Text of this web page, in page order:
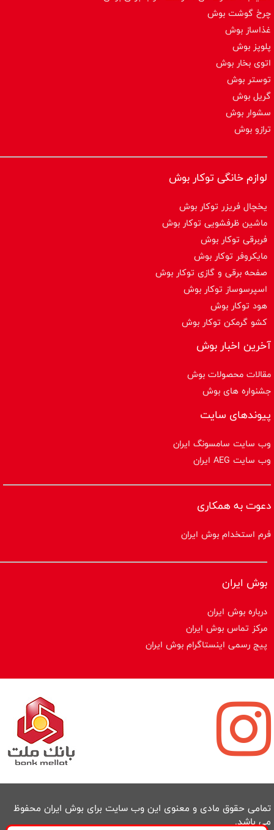
چرخ گوشت بوش
غذاساز بوش
پلوپز بوش
اتوی بخار بوش
توستر بوش
گریل بوش
سشوار بوش
ترازو بوش
لوازم خانگی توکار بوش
یخچال فریزر توکار بوش
ماشین ظرفشویی توکار بوش
فربرقی توکار بوش
مایکروفر توکار بوش
صفحه برقی و گازی توکار بوش
اسپرسوساز توكار بوش
هود توکار بوش
کشو گرمکن توکار بوش
آخرین اخبار بوش
مقالات محصولات بوش
جشنواره های بوش
پیوندهای سایت
وب سایت سامسونگ ایران
وب سایت AEG ایران
دعوت به همکاری
فرم استخدام بوش ایران
بوش ایران
درباره بوش ایران
مرکز تماس بوش ایران
پیج رسمی اینستاگرام بوش ایران
تمامی حقوق مادی و معنوی این وب سایت برای بوش ایران محفوظ
می باشد.